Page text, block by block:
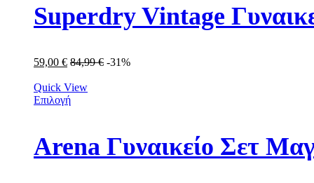
Superdry Vintage
59,00 € 84,99€ -31%
Quick View
Επιλογή
Arena Γυναικείο Σετ